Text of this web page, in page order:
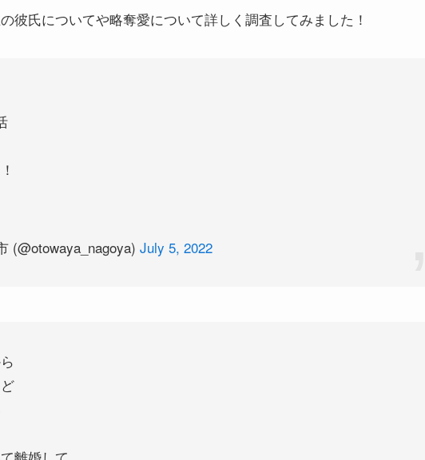
彼氏についてや略奪愛について詳しく調査してみました！
(@otowaya_nagoya) July 5, 2022
離婚して